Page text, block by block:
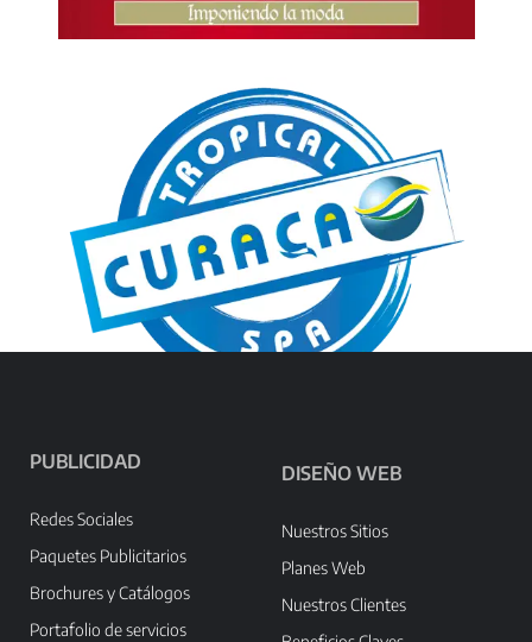
PUBLICIDAD
Redes Sociales
Paquetes Publicitarios
Brochures y Catálogos
Portafolio de servicios
DISEÑO WEB
Nuestros Sitios
Planes Web
Nuestros Clientes